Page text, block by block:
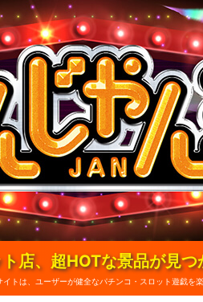
店、超HOTな景品が見
イトは、ユーザーが健全なパチンコ・スロット遊戯を